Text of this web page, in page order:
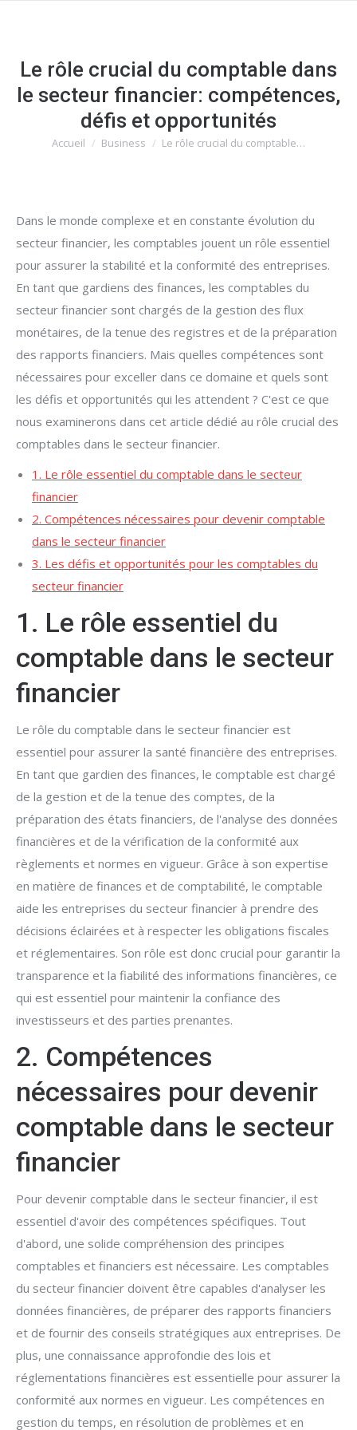
Le rôle crucial du comptable dans
le secteur financier: compétences,
défis et opportunités
Vous êtes ici :
Accueil Business Le rôle crucial du comptable…
Dans le monde complexe et en constante évolution du
secteur financier, les comptables jouent un rôle essentiel
pour assurer la stabilité et la conformité des entreprises.
En tant que gardiens des finances, les comptables du
secteur financier sont chargés de la gestion des flux
monétaires, de la tenue des registres et de la préparation
des rapports financiers. Mais quelles compétences sont
nécessaires pour exceller dans ce domaine et quels sont
les défis et opportunités qui les attendent ? C'est ce que
nous examinerons dans cet article dédié au rôle crucial des
comptables dans le secteur financier.
1. Le rôle essentiel du comptable dans le secteur
financier
2. Compétences nécessaires pour devenir comptable
dans le secteur financier
3. Les défis et opportunités pour les comptables du
secteur financier
1. Le rôle essentiel du
comptable dans le secteur
financier
Le rôle du comptable dans le secteur financier est
essentiel pour assurer la santé financière des entreprises.
En tant que gardien des finances, le comptable est chargé
de la gestion et de la tenue des comptes, de la
préparation des états financiers, de l'analyse des données
financières et de la vérification de la conformité aux
règlements et normes en vigueur. Grâce à son expertise
en matière de finances et de comptabilité, le comptable
aide les entreprises du secteur financier à prendre des
décisions éclairées et à respecter les obligations fiscales
et réglementaires. Son rôle est donc crucial pour garantir la
transparence et la fiabilité des informations financières, ce
qui est essentiel pour maintenir la confiance des
investisseurs et des parties prenantes.
2. Compétences
nécessaires pour devenir
comptable dans le secteur
financier
Pour devenir comptable dans le secteur financier, il est
essentiel d'avoir des compétences spécifiques. Tout
d'abord, une solide compréhension des principes
comptables et financiers est nécessaire. Les comptables
du secteur financier doivent être capables d'analyser les
données financières, de préparer des rapports financiers
et de fournir des conseils stratégiques aux entreprises. De
plus, une connaissance approfondie des lois et
réglementations financières est essentielle pour assurer la
conformité aux normes en vigueur. Les compétences en
gestion du temps, en résolution de problèmes et en